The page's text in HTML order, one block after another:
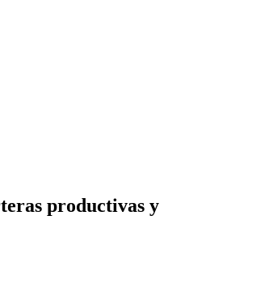
productivas y